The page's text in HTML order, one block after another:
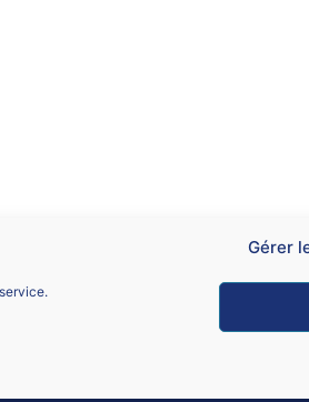
Gérer